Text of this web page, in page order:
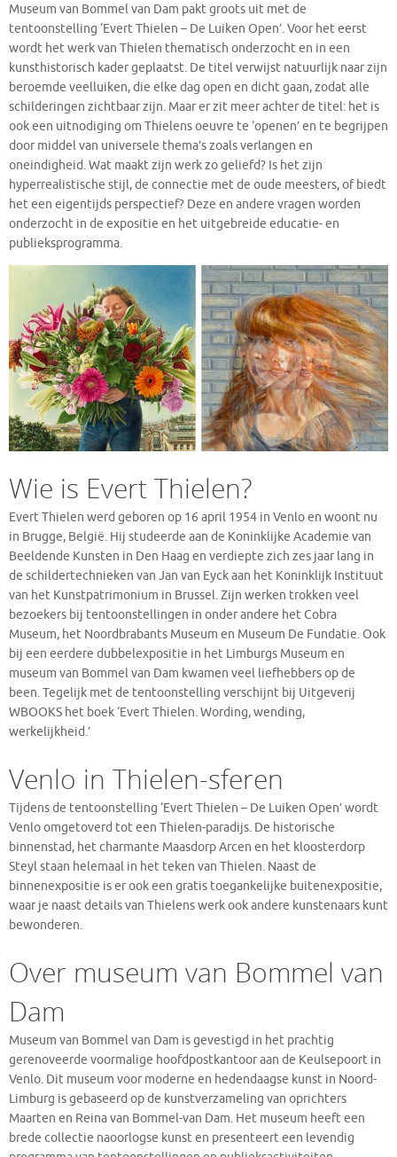
Museum van Bommel van Dam pakt groots uit met de
tentoonstelling ‘Evert Thielen – De Luiken Open’. Voor het eerst
wordt het werk van Thielen thematisch onderzocht en in een
kunsthistorisch kader geplaatst. De titel verwijst natuurlijk naar zijn
beroemde veelluiken, die elke dag open en dicht gaan, zodat alle
schilderingen zichtbaar zijn. Maar er zit meer achter de titel: het is
ook een uitnodiging om Thielens oeuvre te ‘openen’ en te begrijpen
door middel van universele thema’s zoals verlangen en
oneindigheid. Wat maakt zijn werk zo geliefd? Is het zijn
hyperrealistische stijl, de connectie met de oude meesters, of biedt
het een eigentijds perspectief? Deze en andere vragen worden
onderzocht in de expositie en het uitgebreide educatie- en
publieksprogramma.
Wie is Evert Thielen?
Evert Thielen werd geboren op 16 april 1954 in Venlo en woont nu
in Brugge, België. Hij studeerde aan de Koninklijke Academie van
Beeldende Kunsten in Den Haag en verdiepte zich zes jaar lang in
de schildertechnieken van Jan van Eyck aan het Koninklijk Instituut
van het Kunstpatrimonium in Brussel. Zijn werken trokken veel
bezoekers bij tentoonstellingen in onder andere het Cobra
Museum, het Noordbrabants Museum en Museum De Fundatie. Ook
bij een eerdere dubbelexpositie in het Limburgs Museum en
museum van Bommel van Dam kwamen veel liefhebbers op de
been. Tegelijk met de tentoonstelling verschijnt bij Uitgeverij
WBOOKS het boek ‘Evert Thielen. Wording, wending,
werkelijkheid.’
Venlo in Thielen-sferen
Tijdens de tentoonstelling ‘Evert Thielen – De Luiken Open’ wordt
Venlo omgetoverd tot een Thielen-paradijs. De historische
binnenstad, het charmante Maasdorp Arcen en het kloosterdorp
Steyl staan helemaal in het teken van Thielen. Naast de
binnenexpositie is er ook een gratis toegankelijke buitenexpositie,
waar je naast details van Thielens werk ook andere kunstenaars kunt
bewonderen.
Over museum van Bommel van
Dam
Museum van Bommel van Dam is gevestigd in het prachtig
gerenoveerde voormalige hoofdpostkantoor aan de Keulsepoort in
Venlo. Dit museum voor moderne en hedendaagse kunst in Noord-
Limburg is gebaseerd op de kunstverzameling van oprichters
Maarten en Reina van Bommel-van Dam. Het museum heeft een
brede collectie naoorlogse kunst en presenteert een levendig